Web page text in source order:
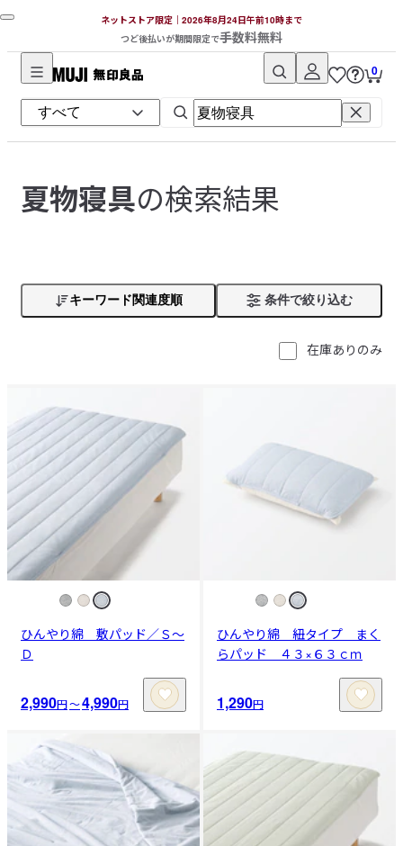
ネットストア限定｜2026年8月24日午前10時まで
つど後払いが期間限定で手数料無料
無
印
良
ネ
ッ
ア
0
夏物寝具の検索結果
キーワード関連度順 条件で絞り込む
在庫ありのみ
ひんやり綿 敷パッド／Ｓ～
Ｄ
2,990円〜4,990円
ひんやり綿 紐タイプ まく
らパッド ４３×６３ｃｍ
1,290円